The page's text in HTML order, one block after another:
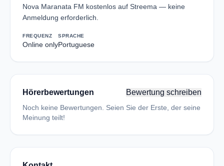
Nova Maranata FM kostenlos auf Streema — keine
Anmeldung erforderlich.
FREQUENZ
Online only
SPRACHE
Portuguese
Hörerbewertungen Bewertung schreiben
Noch keine Bewertungen. Seien Sie der Erste, der seine
Meinung teilt!